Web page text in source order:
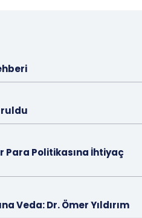
Para Politikasına İhtiyaç
Veda: Dr. Ömer Yıldırım